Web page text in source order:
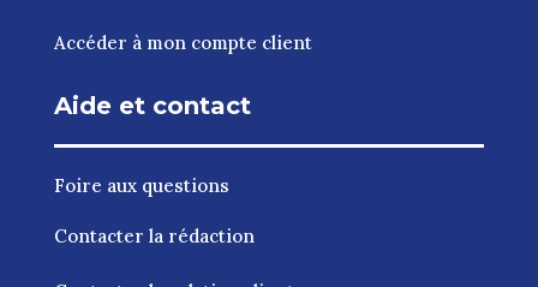
Accéder à mon compte client
Aide et contact
Foire aux questions
Contacter la rédaction